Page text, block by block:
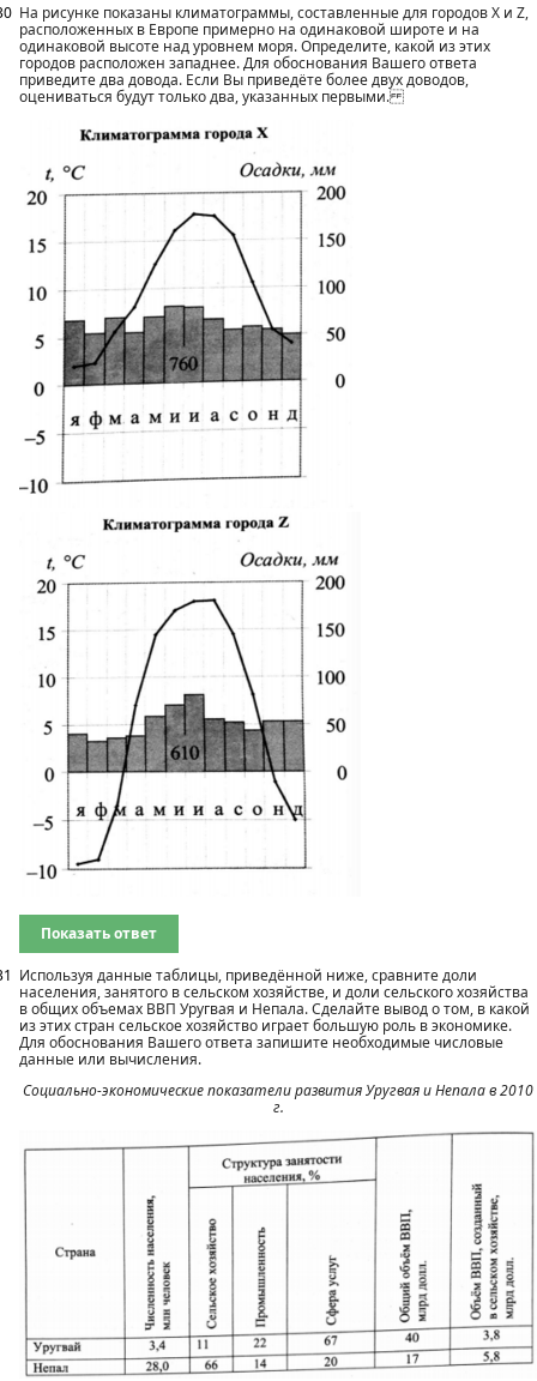
На рисунке показаны климатограммы, составленные для городов X и Z,
расположенных в Европе примерно на одинаковой широте и на
одинаковой высоте над уровнем моря. Определите, какой из этих
городов расположен западнее. Для обоснования Вашего ответа
приведите два довода. Если Вы приведёте более двух доводов,
оцениваться будут только два, указанных первыми.
Показать ответ
Используя данные таблицы, приведённой ниже, сравните доли
населения, занятого в сельском хозяйстве, и доли сельского хозяйства
в общих объемах ВВП Уругвая и Непала. Сделайте вывод о том, в какой
из этих стран сельское хозяйство играет большую роль в экономике.
Для обоснования Вашего ответа запишите необходимые числовые
данные или вычисления.
Социально-экономические показатели развития Уругвая и Непала в 2010
г.